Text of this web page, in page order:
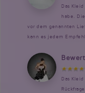
Das
habe.
vor dem genannten
kann es jedem
Das